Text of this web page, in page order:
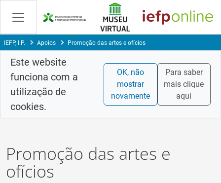
Saltar
para
conteúdo
principal
IEFP, I.P. Apoios Promoção das artes e ofícios
Este website
funciona com a
utilização de
cookies.
OK, não
mostrar
novamente
Para saber
mais clique
aqui
Promoção das artes e
ofícios